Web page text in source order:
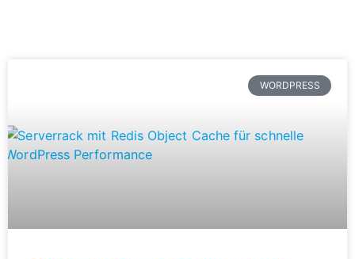
WORDPRESS